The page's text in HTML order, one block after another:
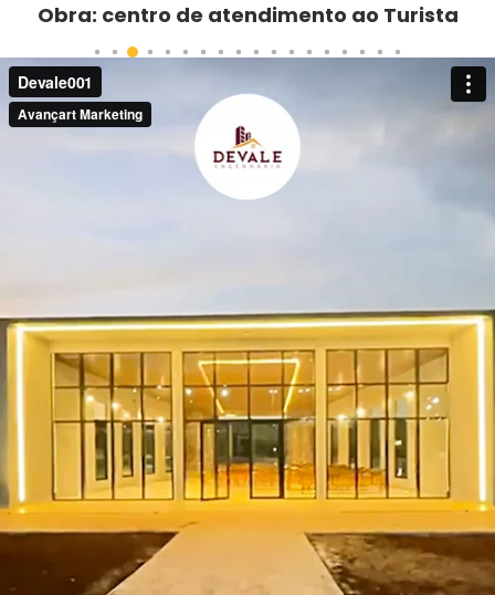
Obra: Quadra de Esportes entre Serras